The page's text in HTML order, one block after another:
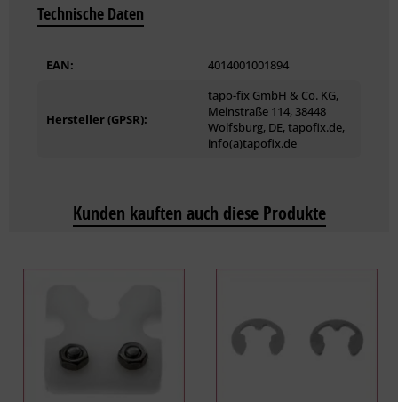
Technische Daten
EAN: 4014001001894
Hersteller (GPSR):
tapo-fix GmbH & Co. KG,
Meinstraße 114, 38448
Wolfsburg, DE, tapofix.de,
info(a)tapofix.de
Kunden kauften auch diese Produkte